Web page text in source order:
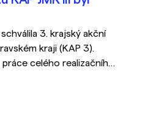
3. krajský akční
kraji (KAP 3).
celého realizačního